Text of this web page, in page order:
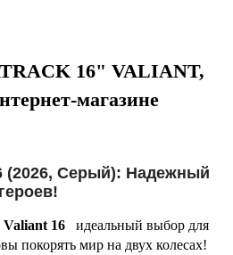
16" VALIANT,
магазине
(2026, Серый): Надежный
16
идеальный выбор для
покорять мир на двух колесах!